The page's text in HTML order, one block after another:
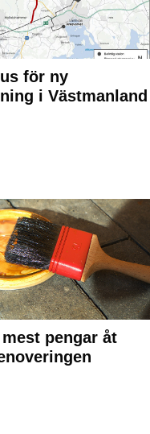
för ny
i Västmanland
pengar åt